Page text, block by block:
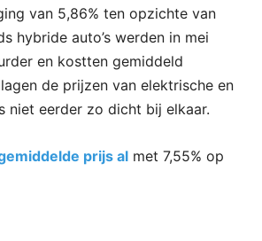
van 5,86% ten opzichte van
hybride auto’s werden in mei
en kostten gemiddeld
de prijzen van elektrische en
niet eerder zo dicht bij elkaar.
prijs al met 7,55% op